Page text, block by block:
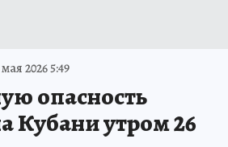
2026 5:49
опасность
Кубани утром 26